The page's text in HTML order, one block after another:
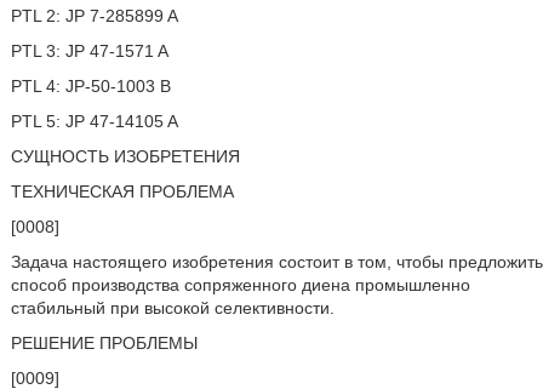
PTL 2: JP 7-285899 A
PTL 3: JP 47-1571 A
PTL 4: JP-50-1003 B
PTL 5: JP 47-14105 A
СУЩНОСТЬ ИЗОБРЕТЕНИЯ
ТЕХНИЧЕСКАЯ ПРОБЛЕМА
[0008]
Задача настоящего изобретения состоит в том, чтобы предложить
способ производства сопряженного диена промышленно
стабильный при высокой селективности.
РЕШЕНИЕ ПРОБЛЕМЫ
[0009]